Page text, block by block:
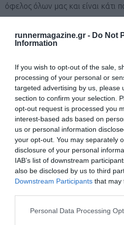
runnermagazine.gr - Do Not
Information
If you wish to opt-out of the sale,
processing of your personal or
targeted advertising by us, please
section to confirm your selection.
opt-out request is processed you
interest-based ads based on
us or personal information
your opt-out. You may separately
disclosure of your personal
IAB’s list of downstream
also be disclosed by us to third
Downstream Participants that may
Personal Data Processing
όφελος όλων μας και είναι κάτι
μεταμόσχευση παρά να γίνεται
κάτι τέτοιο. Κι εγώ όταν πεθάνω
θάψουν τα ελαττώματά μου και
τους είπα, όχι τα όργανα που
περισσότερες ζωές».
Πιστεύεις ότι με αυτό
εμπνεύσεις τους άλλους;
«Δεν θεωρώ ότι έκανα κάτι
μητέρα μου, και η κάθε μητέρα,
συγγενής που παίρνει μία